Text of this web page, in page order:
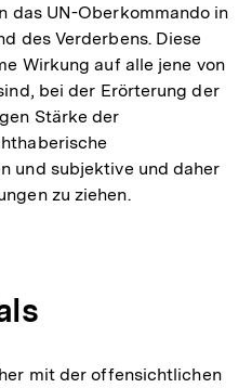
das UN-Oberkommando in
des Verderbens. Diese
Wirkung auf alle jene von
bei der Erörterung der
Stärke der
und subjektive und daher
zu ziehen.
mit der offensichtlichen